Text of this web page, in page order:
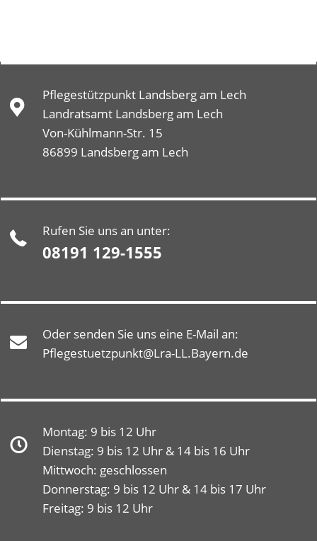
Pflegestützpunkt Landsberg am Lech
Landratsamt Landsberg am Lech
Von-Kühlmann-Str. 15
86899 Landsberg am Lech
Rufen Sie uns an unter:
08191 129-1555
Oder senden Sie uns eine E-Mail an:
Pflegestuetzpunkt@Lra-LL.Bayern.de
Montag: 9 bis 12 Uhr
Dienstag: 9 bis 12 Uhr & 14 bis 16 Uhr
Mittwoch: geschlossen
Donnerstag: 9 bis 12 Uhr & 14 bis 17 Uhr
Freitag: 9 bis 12 Uhr